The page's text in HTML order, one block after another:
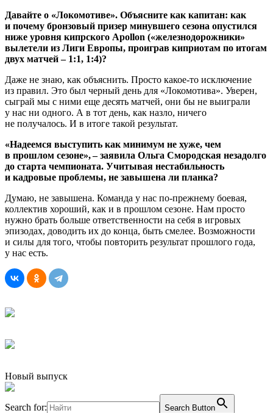
Давайте о «Локомотиве». Объясните как капитан: как
и почему бронзовый призер минувшего сезона опустился
ниже уровня кипрского Apollon («железнодорожники»
вылетели из Лиги Европы, проиграв киприотам по итогам
двух матчей – 1:1, 1:4)?
Даже не знаю, как объяснить. Просто какое-то исключение
из правил. Это был черный день для «Локомотива». Уверен,
сыграй мы с ними еще десять матчей, они бы не выиграли
у нас ни одного. А в тот день, как назло, ничего
не получалось. И в итоге такой результат.
«Надеемся выступить как минимум не хуже, чем
в прошлом сезоне», – заявила Ольга Смородская незадолго
до старта чемпионата. Учитывая нестабильность
и кадровые проблемы, не завышена ли планка?
Думаю, не завышена. Команда у нас по-прежнему боевая,
коллектив хороший, как и в прошлом сезоне. Нам просто
нужно брать больше ответственности на себя в игровых
эпизодах, доводить их до конца, быть смелее. Возможности
и силы для того, чтобы повторить результат прошлого года,
у нас есть.
Новый выпуск
Search for: Search Button